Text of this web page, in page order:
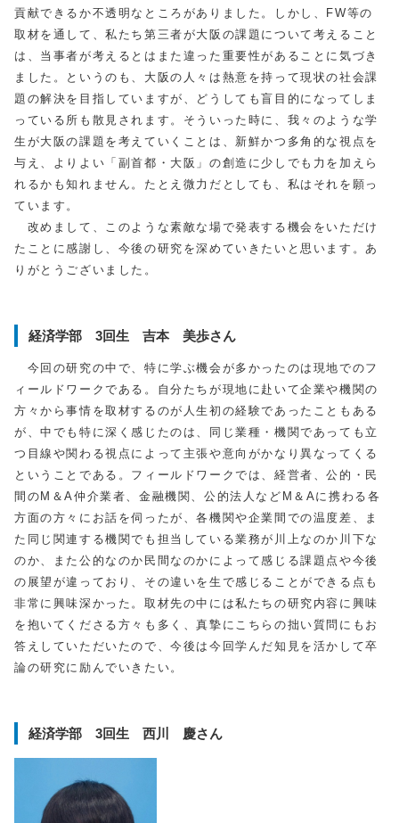
貢献できるか不透明なところがありました。しかし、FW等の
取材を通して、私たち第三者が大阪の課題について考えること
は、当事者が考えるとはまた違った重要性があることに気づき
ました。というのも、大阪の人々は熱意を持って現状の社会課
題の解決を目指していますが、どうしても盲目的になってしま
っている所も散見されます。そういった時に、我々のような学
生が大阪の課題を考えていくことは、新鮮かつ多角的な視点を
与え、よりよい「副首都・大阪」の創造に少しでも力を加えら
れるかも知れません。たとえ微力だとしても、私はそれを願っ
ています。
改めまして、このような素敵な場で発表する機会をいただけ
たことに感謝し、今後の研究を深めていきたいと思います。あ
りがとうございました。
経済学部 3回生 吉本 美歩さん
今回の研究の中で、特に学ぶ機会が多かったのは現地でのフ
ィールドワークである。自分たちが現地に赴いて企業や機関の
方々から事情を取材するのが人生初の経験であったこともある
が、中でも特に深く感じたのは、同じ業種・機関であっても立
つ目線や関わる視点によって主張や意向がかなり異なってくる
ということである。フィールドワークでは、経営者、公的・民
間の M ＆A仲介業者、金融機関、公的法人など M ＆ Aに携わる各
方面の方々にお話を伺ったが、各機関や企業間での温度差、ま
た同じ関連する機関でも担当している業務が川上なのか川下な
のか、また公的なのか民間なのかによって感じる課題点や今後
の展望が違っており、その違いを生で感じることができる点も
非常に興味深かった。取材先の中には私たちの研究内容に興味
を抱いてくださる方々も多く、真摯にこちらの拙い質問にもお
答えしていただいたので、今後は今回学んだ知見を活かして卒
論の研究に励んでいきたい。
経済学部 3回生 西川 慶さん